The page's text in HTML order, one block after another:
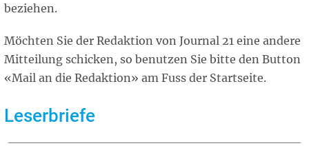
beziehen.
Möchten Sie der Redaktion von Journal 21 eine andere
Mitteilung schicken, so benutzen Sie bitte den Button
«Mail an die Redaktion» am Fuss der Startseite.
Leserbriefe